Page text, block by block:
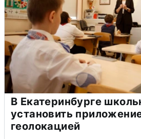
В Екатеринбурге
установить
геолокацией